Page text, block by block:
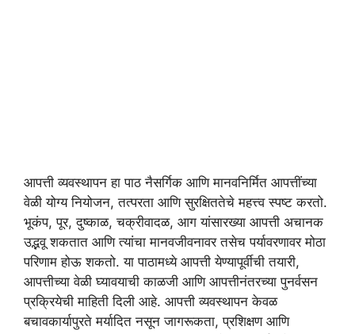
आपत्ती व्यवस्थापन हा पाठ नैसर्गिक आणि मानवनिर्मित आपत्तींच्या
वेळी योग्य नियोजन, तत्परता आणि सुरक्षिततेचे महत्त्व स्पष्ट करतो.
भूकंप, पूर, दुष्काळ, चक्रीवादळ, आग यांसारख्या आपत्ती अचानक
उद्भवू शकतात आणि त्यांचा मानवजीवनावर तसेच पर्यावरणावर मोठा
परिणाम होऊ शकतो. या पाठामध्ये आपत्ती येण्यापूर्वीची तयारी,
आपत्तीच्या वेळी घ्यावयाची काळजी आणि आपत्तीनंतरच्या पुनर्वसन
प्रक्रियेची माहिती दिली आहे. आपत्ती व्यवस्थापन केवळ
बचावकार्यापुरते मर्यादित नसून जागरूकता, प्रशिक्षण आणि